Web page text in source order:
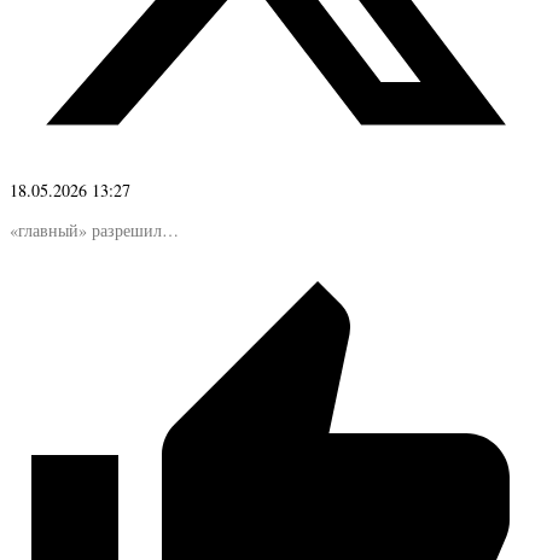
18.05.2026 13:27
«главный» разрешил…